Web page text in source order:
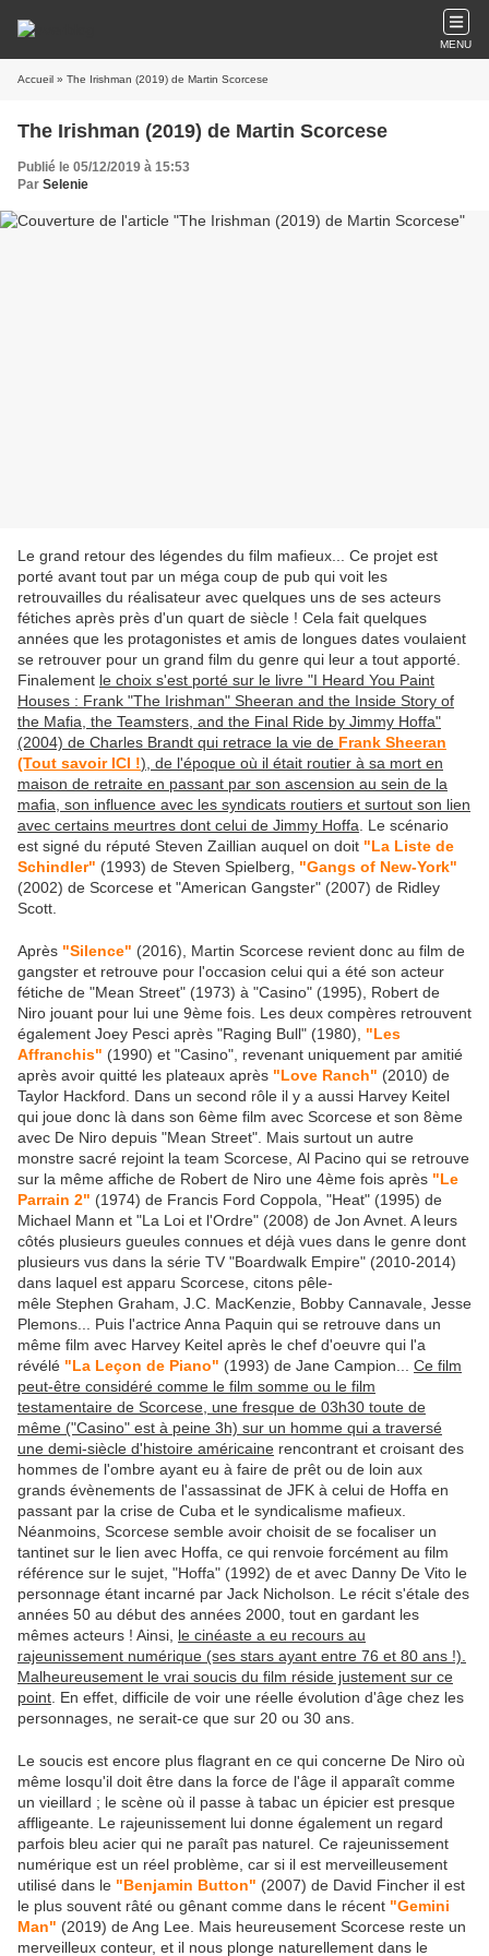
MENU
Accueil » The Irishman (2019) de Martin Scorcese
The Irishman (2019) de Martin Scorcese
Publié le 05/12/2019 à 15:53
Par Selenie
Le grand retour des légendes du film mafieux... Ce projet est
porté avant tout par un méga coup de pub qui voit les
retrouvailles du réalisateur avec quelques uns de ses acteurs
fétiches après près d'un quart de siècle ! Cela fait quelques
années que les protagonistes et amis de longues dates voulaient
se retrouver pour un grand film du genre qui leur a tout apporté.
Finalement le choix s'est porté sur le livre "I Heard You Paint
Houses : Frank "The Irishman" Sheeran and the Inside Story of
the Mafia, the Teamsters, and the Final Ride by Jimmy Hoffa"
(2004) de Charles Brandt qui retrace la vie de Frank Sheeran
(Tout savoir ICI !), de l'époque où il était routier à sa mort en
maison de retraite en passant par son ascension au sein de la
mafia, son influence avec les syndicats routiers et surtout son lien
avec certains meurtres dont celui de Jimmy Hoffa . Le scénario
est signé du réputé Steven Zaillian auquel on doit "La Liste de
Schindler" (1993) de Steven Spielberg, "Gangs of New-York"
(2002) de Scorcese et "American Gangster" (2007) de Ridley
Scott.
Après "Silence" (2016), Martin Scorcese revient donc au film de
gangster et retrouve pour l'occasion celui qui a été son acteur
fétiche de "Mean Street" (1973) à "Casino" (1995), Robert de
Niro jouant pour lui une 9ème fois. Les deux compères retrouvent
également Joey Pesci après "Raging Bull" (1980), "Les
Affranchis" (1990) et "Casino", revenant uniquement par amitié
après avoir quitté les plateaux après "Love Ranch" (2010) de
Taylor Hackford. Dans un second rôle il y a aussi Harvey Keitel
qui joue donc là dans son 6ème film avec Scorcese et son 8ème
avec De Niro depuis "Mean Street". Mais surtout un autre
monstre sacré rejoint la team Scorcese, Al Pacino qui se retrouve
sur la même affiche de Robert de Niro une 4ème fois après "Le
Parrain 2" (1974) de Francis Ford Coppola, "Heat" (1995) de
Michael Mann et "La Loi et l'Ordre" (2008) de Jon Avnet. A leurs
côtés plusieurs gueules connues et déjà vues dans le genre dont
plusieurs vus dans la série TV "Boardwalk Empire" (2010-2014)
dans laquel est apparu Scorcese, citons pêle-
mêle Stephen Graham, J.C. MacKenzie, Bobby Cannavale, Jesse
Plemons... Puis l'actrice Anna Paquin qui se retrouve dans un
même film avec Harvey Keitel après le chef d'oeuvre qui l'a
révélé "La Leçon de Piano" (1993) de Jane Campion... Ce film
peut-être considéré comme le film somme ou le film
testamentaire de Scorcese, une fresque de 03h30 toute de
même ("Casino" est à peine 3h) sur un homme qui a traversé
une demi-siècle d'histoire américaine rencontrant et croisant des
hommes de l'ombre ayant eu à faire de prêt ou de loin aux
grands évènements de l'assassinat de JFK à celui de Hoffa en
passant par la crise de Cuba et le syndicalisme mafieux.
Néanmoins, Scorcese semble avoir choisit de se focaliser un
tantinet sur le lien avec Hoffa, ce qui renvoie forcément au film
référence sur le sujet, "Hoffa" (1992) de et avec Danny De Vito le
personnage étant incarné par Jack Nicholson. Le récit s'étale des
années 50 au début des années 2000, tout en gardant les
mêmes acteurs ! Ainsi, le cinéaste a eu recours au
rajeunissement numérique (ses stars ayant entre 76 et 80 ans !).
Malheureusement le vrai soucis du film réside justement sur ce
point . En effet, difficile de voir une réelle évolution d'âge chez les
personnages, ne serait-ce que sur 20 ou 30 ans.
Le soucis est encore plus flagrant en ce qui concerne De Niro où
même losqu'il doit être dans la force de l'âge il apparaît comme
un vieillard ; le scène où il passe à tabac un épicier est presque
affligeante. Le rajeunissement lui donne également un regard
parfois bleu acier qui ne paraît pas naturel. Ce rajeunissement
numérique est un réel problème, car si il est merveilleusement
utilisé dans le "Benjamin Button" (2007) de David Fincher il est
le plus souvent râté ou gênant comme dans le récent "Gemini
Man" (2019) de Ang Lee. Mais heureusement Scorcese reste un
merveilleux conteur, et il nous plonge naturellement dans le